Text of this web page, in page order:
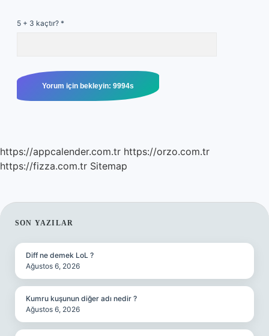
5 + 3 kaçtır? *
https://appcalender.com.tr https://orzo.com.tr
https://fizza.com.tr Sitemap
SIDEBAR
SON YAZILAR
Diff ne demek LoL ?
Ağustos 6, 2026
Kumru kuşunun diğer adı nedir ?
Ağustos 6, 2026